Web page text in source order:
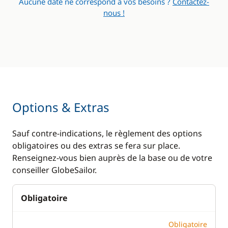
Congélateur
Cuisinière
Grille pain
Ice Maker
Bossoir électrique
Climatisation
nous !
Options & Extras
Sauf contre-indications, le règlement des options
obligatoires ou des extras se fera sur place.
Renseignez-vous bien auprès de la base ou de votre
conseiller GlobeSailor.
Obligatoire
Obligatoire